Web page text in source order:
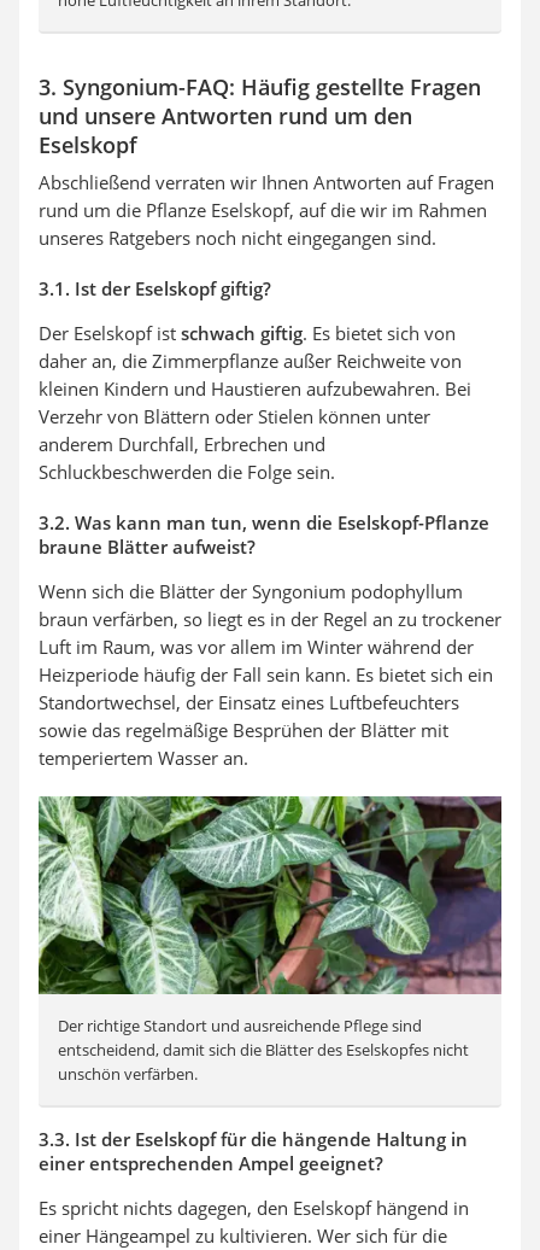
3. Syngonium-FAQ: Häufig gestellte Fragen
und unsere Antworten rund um den
Eselskopf
Abschließend verraten wir Ihnen Antworten auf Fragen
rund um die Pflanze Eselskopf, auf die wir im Rahmen
unseres Ratgebers noch nicht eingegangen sind.
3.1. Ist der Eselskopf giftig?
Der Eselskopf ist schwach giftig. Es bietet sich von
daher an, die Zimmerpflanze außer Reichweite von
kleinen Kindern und Haustieren aufzubewahren. Bei
Verzehr von Blättern oder Stielen können unter
anderem Durchfall, Erbrechen und
Schluckbeschwerden die Folge sein.
3.2. Was kann man tun, wenn die Eselskopf-Pflanze
braune Blätter aufweist?
Wenn sich die Blätter der Syngonium podophyllum
braun verfärben, so liegt es in der Regel an zu trockener
Luft im Raum, was vor allem im Winter während der
Heizperiode häufig der Fall sein kann. Es bietet sich ein
Standortwechsel, der Einsatz eines Luftbefeuchters
sowie das regelmäßige Besprühen der Blätter mit
temperiertem Wasser an.
Der richtige Standort und ausreichende Pflege sind
entscheidend, damit sich die Blätter des Eselskopfes nicht
unschön verfärben.
3.3. Ist der Eselskopf für die hängende Haltung in
einer entsprechenden Ampel geeignet?
Es spricht nichts dagegen, den Eselskopf hängend in
einer Hängeampel zu kultivieren. Wer sich für die